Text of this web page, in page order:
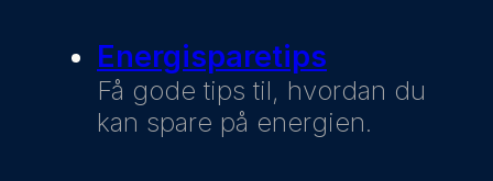
Energisparetips
Få gode tips til, hvordan du
kan spare på energien.